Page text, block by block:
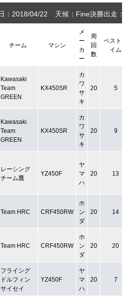
：2018/04/22 天候：Fine決勝出走：
チーム マシン
メ
ー
カ
ー
周
回
数
ベストタ
イム
Kawasaki
Team
GREEN
KX450SR
カ
ワ
サ
キ
20 5
Kawasaki
Team
GREEN
KX450SR
カ
ワ
サ
キ
20 9
レーシング
チーム鷹
YZ450F
ヤ
マ
ハ
20 13
Team HRC CRF450RW
ホ
ン
ダ
20 14
Team HRC CRF450RW
ホ
ン
ダ
20 20
フライング
ドルフィン
サイセイ
YZ450F
ヤ
マ
ハ
20 7